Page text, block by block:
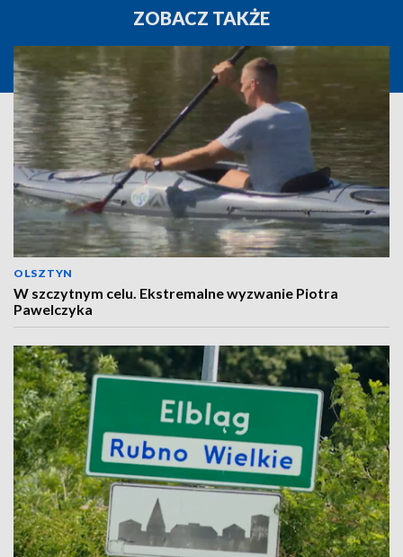
ZOBACZ TAKŻE
OLSZTYN
W szczytnym celu. Ekstremalne wyzwanie Piotra
Pawelczyka